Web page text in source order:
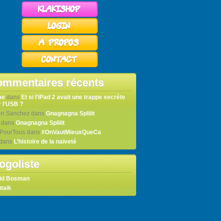
récents
dans Et si l’iPad 2 avait une trappe secrète
l’USB ?
Sanchez dans Gnagnagna Spliiit
dans Gnagnagna Spliiit
dans #OnVautMieuxQueCa
L’histoire de la naïveté
Bosman